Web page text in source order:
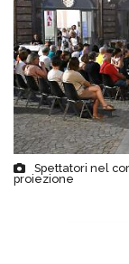
Spettatori nel
proiezione